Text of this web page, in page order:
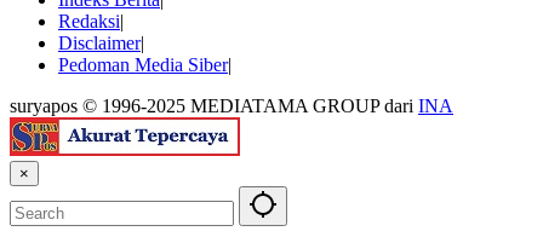
Redaksi
Disclaimer
Pedoman Media Siber
suryapos © 1996-2025 MEDIATAMA GROUP dari INA
×